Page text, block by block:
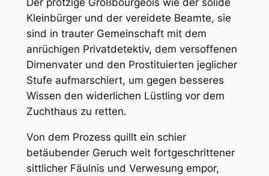
Kleinbürger und der vereidete Beamte, sie
sind in trauter Gemeinschaft mit dem
anrüchigen Privatdetektiv, dem versoffenen
Dirnenvater und den Prostituierten jeglicher
Stufe aufmarschiert, um gegen besseres
Wissen den widerlichen Lüstling vor dem
Zuchthaus zu retten.
Von dem Prozess quillt ein schier
betäubender Geruch weit fortgeschrittener
sittlicher Fäulnis und Verwesung empor,